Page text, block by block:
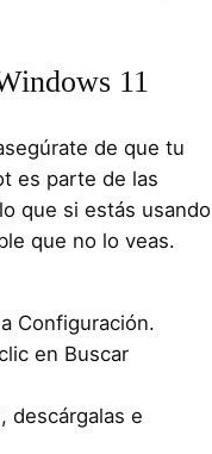
11
de que tu
es parte de las
que si estás usando
que no lo veas.
Configuración.
en Buscar
descárgalas e